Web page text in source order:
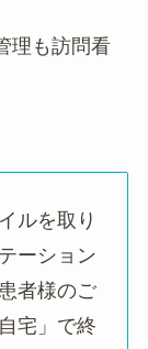
理も訪問看
ルを取り
ーション
者様のご
宅」で終